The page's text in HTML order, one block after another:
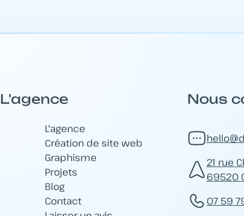
L'agence
L'agence
Création de site web
Graphisme
Projets
Blog
Contact
Nous
21 rue
69520
07 59